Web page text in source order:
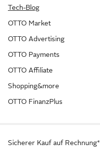
Tech-Blog
OTTO Market
OTTO Advertising
OTTO Payments
OTTO Affiliate
Shopping&more
OTTO FinanzPlus
Sicherer Kauf auf Rechnung*